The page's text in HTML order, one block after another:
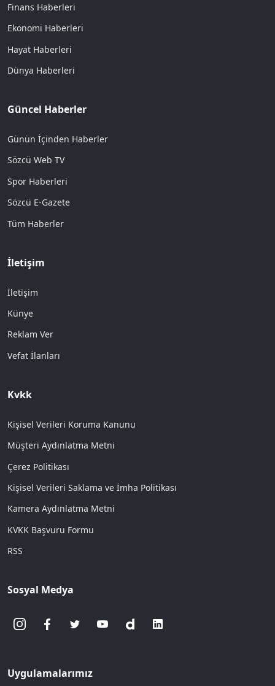
Finans Haberleri
Ekonomi Haberleri
Hayat Haberleri
Dünya Haberleri
Güncel Haberler
Günün İçinden Haberler
Sözcü Web TV
Spor Haberleri
Sözcü E-Gazete
Tüm Haberler
İletişim
İletişim
Künye
Reklam Ver
Vefat İlanları
Kvkk
Kişisel Verileri Koruma Kanunu
Müşteri Aydınlatma Metni
Çerez Politikası
Kişisel Verileri Saklama ve İmha Politikası
Kamera Aydınlatma Metni
KVKK Başvuru Formu
RSS
Sosyal Medya
Uygulamalarımız